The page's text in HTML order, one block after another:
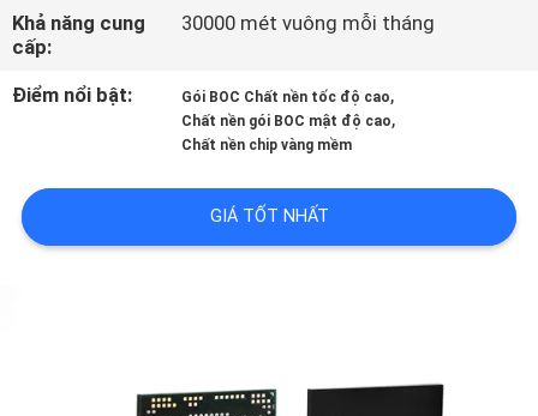
KIỂM
SOÁT
CHẤT
LIÊN
HỆ
Khả năng cung
cấp:
30000 mét vuông mỗi tháng
Điểm nổi bật: Gói BOC Chất nền tốc độ cao,
Chất nền gói BOC mật độ cao,
Chất nền chip vàng mềm
GIÁ TỐT NHẤT